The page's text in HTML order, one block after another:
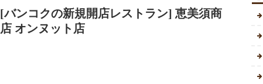
[バンコクの新規開店レストラン] 恵美須商
店 オンヌット店